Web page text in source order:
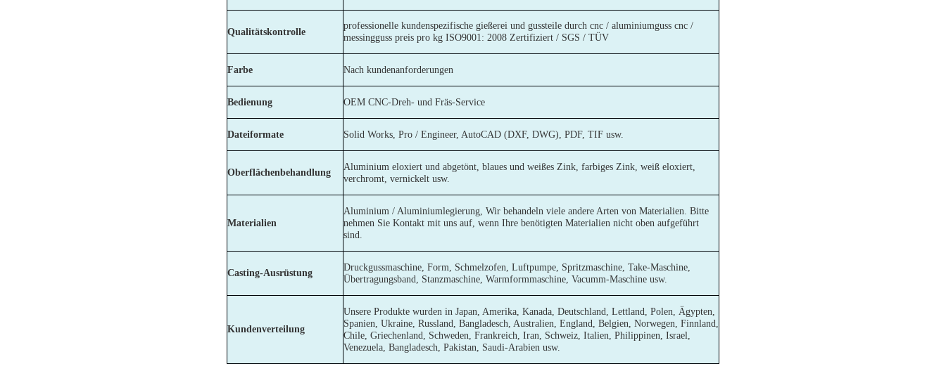
Qualitätskontrolle
professionelle kundenspezifische gießerei und gussteile durch cnc / aluminiumguss cnc /
messingguss preis pro kg ISO9001: 2008 Zertifiziert / SGS / TÜV
Farbe Nach kundenanforderungen
Bedienung OEM CNC-Dreh- und Fräs-Service
Dateiformate Solid Works, Pro / Engineer, AutoCAD (DXF, DWG), PDF, TIF usw.
Oberflächenbehandlung
Aluminium eloxiert und abgetönt, blaues und weißes Zink, farbiges Zink, weiß eloxiert,
verchromt, vernickelt usw.
Materialien
Aluminium / Aluminiumlegierung, Wir behandeln viele andere Arten von Materialien. Bitte
nehmen Sie Kontakt mit uns auf, wenn Ihre benötigten Materialien nicht oben aufgeführt
sind.
Casting-Ausrüstung
Druckgussmaschine, Form, Schmelzofen, Luftpumpe, Spritzmaschine, Take-Maschine,
Übertragungsband, Stanzmaschine, Warmformmaschine, Vacumm-Maschine usw.
Kundenverteilung
Unsere Produkte wurden in Japan, Amerika, Kanada, Deutschland, Lettland, Polen, Ägypten,
Spanien, Ukraine, Russland, Bangladesch, Australien, England, Belgien, Norwegen, Finnland,
Chile, Griechenland, Schweden, Frankreich, Iran, Schweiz, Italien, Philippinen, Israel,
Venezuela, Bangladesch, Pakistan, Saudi-Arabien usw.